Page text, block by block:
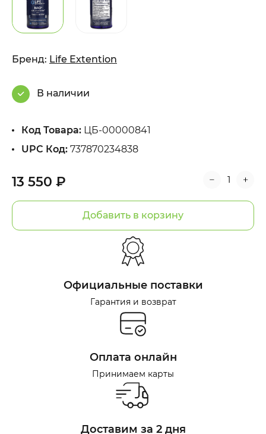
13 550 ₽
Добавить в корзину
Бренд: Life Extention
В наличии
Код Товара: ЦБ-00000841
UPC Код: 737870234838
Официальные поставки
Гарантия и возврат
Оплата онлайн
Принимаем карты
Доставим за 2 дня